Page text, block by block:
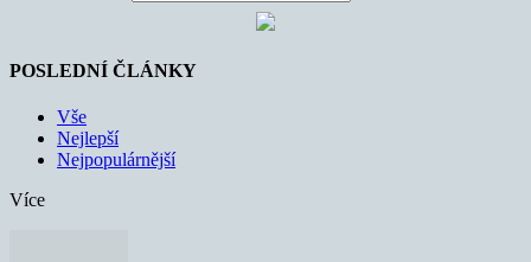
POSLEDNÍ ČLÁNKY
Vše
Nejlepší
Nejpopulárnější
Více